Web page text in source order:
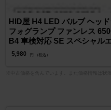
HID屋 H4 LED バルブ ヘッ
フォグランプ ファンレス
B4 車検対応 SE スペシャル
5,980 円 （税込）